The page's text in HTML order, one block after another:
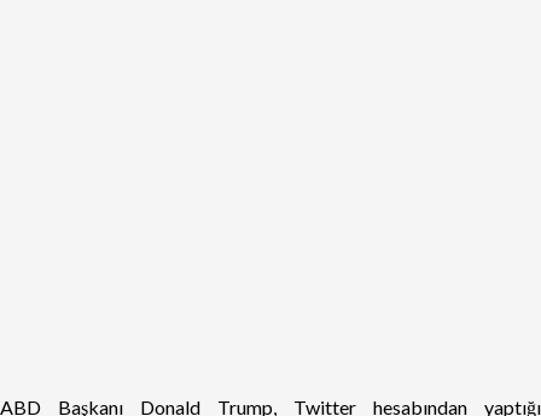
ABD Başkanı Donald Trump, Twitter hesabından yaptığı